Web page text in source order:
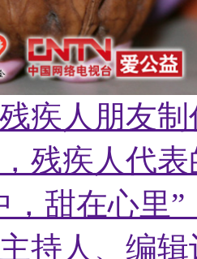
残疾人代
，甜在心里
持人、编